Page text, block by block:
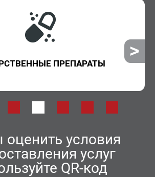
ПРЕПАРАТЫ
оценить условия
услуг
QR-код